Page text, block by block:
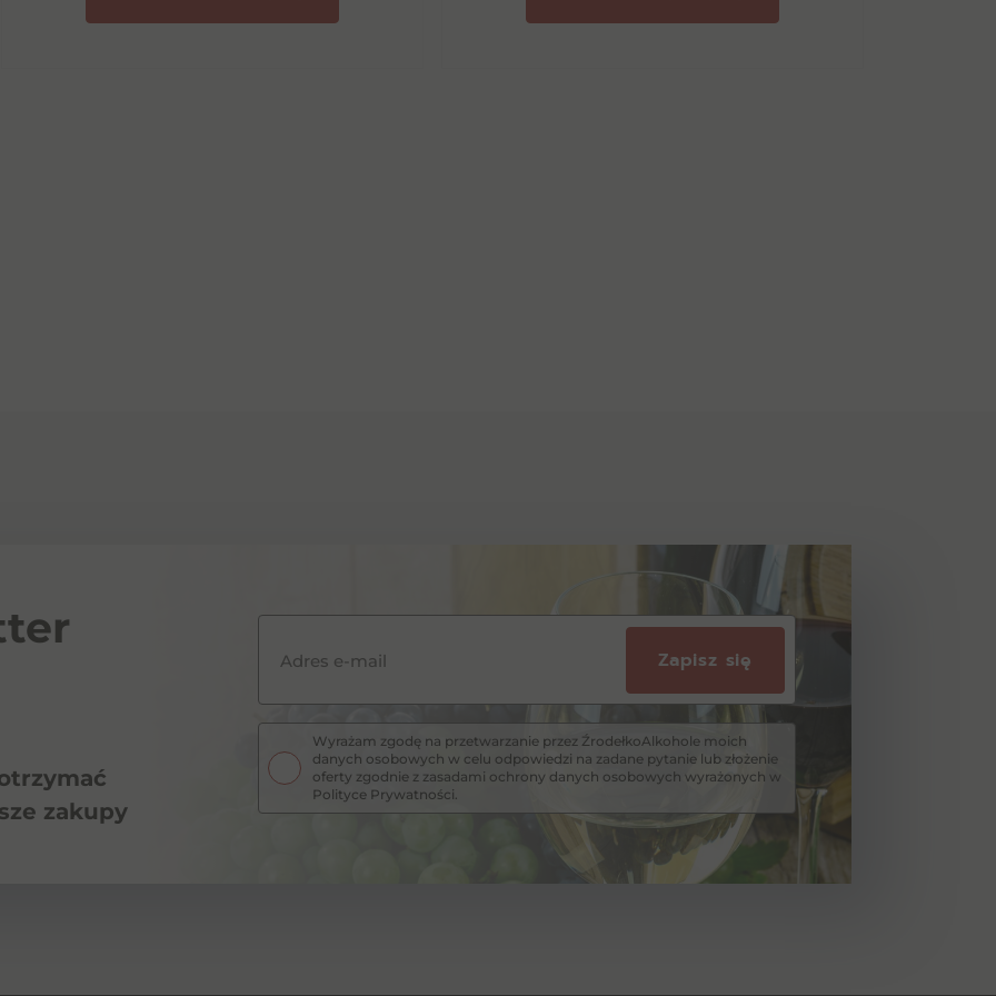
zakupy
Adres e-mail Zapisz się
Wyrażam zgodę na przetwarzanie przez ŹrodełkoAlkohole moich
danych osobowych w celu odpowiedzi na zadane pytanie lub złożenie
oferty zgodnie z zasadami ochrony danych osobowych wyrażonych w
Polityce Prywatności.